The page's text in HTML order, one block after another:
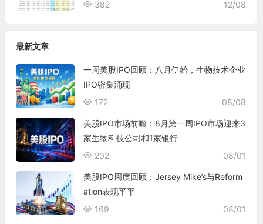
12/08
382
最新文章
一周美股IPO回顾：八月伊始，生物技术企业
IPO密集涌现
08/08
172
美股IPO市场前瞻：8月第一周IPO市场迎来3
家生物科技公司和1家银行
08/01
202
美股IPO周度回顾：Jersey Mike’s与Reform
ation表现平平
08/01
169